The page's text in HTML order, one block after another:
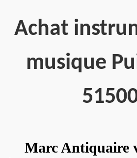
Achat
musique
Marc Antiquaire